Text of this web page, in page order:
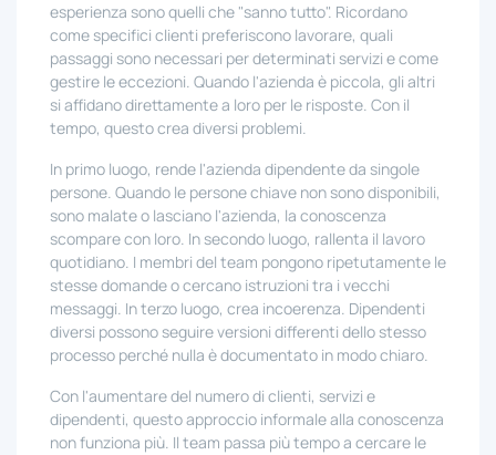
esperienza sono quelli che "sanno tutto". Ricordano
come specifici clienti preferiscono lavorare, quali
passaggi sono necessari per determinati servizi e come
gestire le eccezioni. Quando l'azienda è piccola, gli altri
si affidano direttamente a loro per le risposte. Con il
tempo, questo crea diversi problemi.
In primo luogo, rende l'azienda dipendente da singole
persone. Quando le persone chiave non sono disponibili,
sono malate o lasciano l'azienda, la conoscenza
scompare con loro. In secondo luogo, rallenta il lavoro
quotidiano. I membri del team pongono ripetutamente le
stesse domande o cercano istruzioni tra i vecchi
messaggi. In terzo luogo, crea incoerenza. Dipendenti
diversi possono seguire versioni differenti dello stesso
processo perché nulla è documentato in modo chiaro.
Con l'aumentare del numero di clienti, servizi e
dipendenti, questo approccio informale alla conoscenza
non funziona più. Il team passa più tempo a cercare le